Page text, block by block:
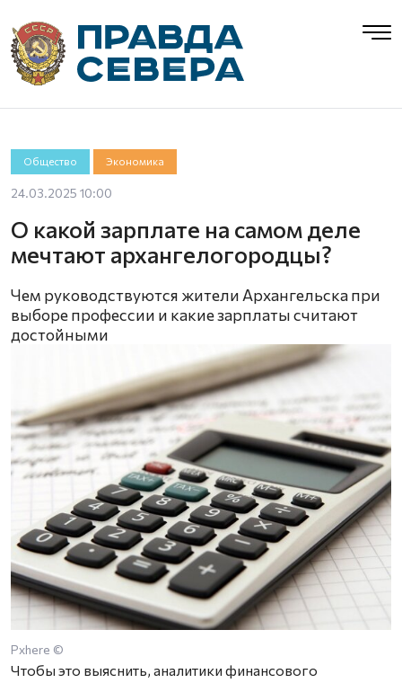
Общество Экономика
24.03.2025 10:00
О какой зарплате на самом деле
мечтают архангелогородцы?
Чем руководствуются жители Архангельска при
выборе профессии и какие зарплаты считают
достойными
Pxhere ©
Чтобы это выяснить, аналитики финансового